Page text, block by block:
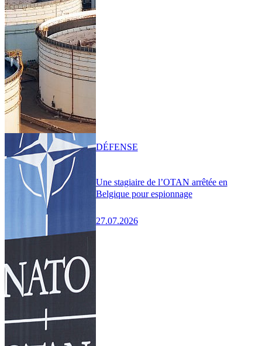
Une stagiaire de l’OTAN arrêtée en
Belgique pour espionnage
27.07.2026
DÉFENSE